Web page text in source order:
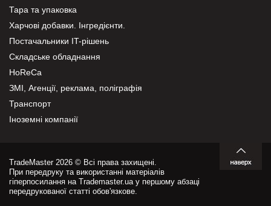
Тара та упаковка
Харчові добавки. Інгредієнти.
Постачальники IT-рішень
Складське обладнання
HoReCa
ЗМІ, Агенції, реклама, поліграфія
Транспорт
Іноземні компанії
TradeMaster 2026 © Всі права захищені.
При передруку та використанні матеріалів
гіперпосилання на Trademaster.ua у першому абзаці
передрукованої статті обов'язкове.